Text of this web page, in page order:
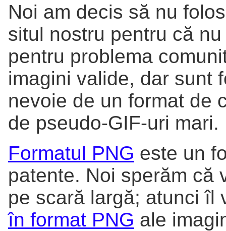
Noi am decis să nu
situl nostru pentru că
pentru problema
imagini valide, dar sunt
nevoie de un format de
de pseudo-GIF-uri mari.
Formatul PNG este un
patente. Noi sperăm că
pe scară largă; atunci îl
în format PNG ale